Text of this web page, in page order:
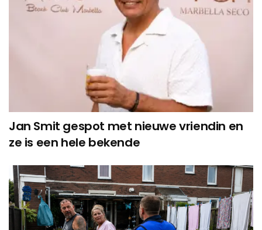
Jan Smit gespot met nieuwe vriendin en
ze is een hele bekende